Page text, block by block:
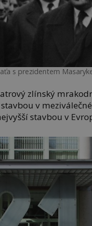
s prezidentem
zlínský
v
stavbou v